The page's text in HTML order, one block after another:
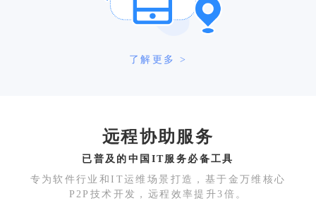
了解更多 >
远程协助服务
已普及的中国IT服务必备工具
专为软件行业和IT运维场景打造，基于金万维核心
P2P技术开发，远程效率提升3倍。